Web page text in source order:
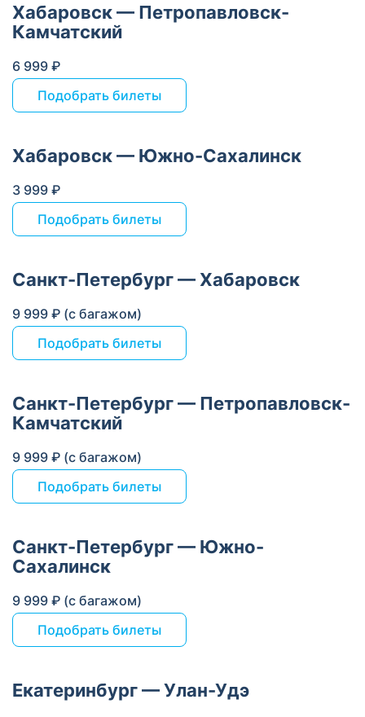
Хабаровск — Петропавловск-
Камчатский
6 999 ₽
Подобрать билеты
Хабаровск — Южно-Сахалинск
3 999 ₽
Подобрать билеты
Санкт-Петербург — Хабаровск
9 999 ₽ (с багажом)
Подобрать билеты
Санкт-Петербург — Петропавловск-
Камчатский
9 999 ₽ (с багажом)
Подобрать билеты
Санкт-Петербург — Южно-
Сахалинск
9 999 ₽ (с багажом)
Подобрать билеты
Екатеринбург — Улан-Удэ